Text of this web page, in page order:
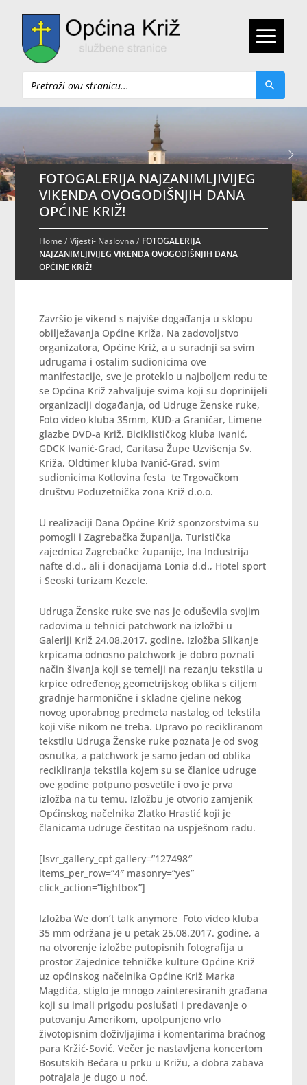
Pretraži
FOTOGALERIJA NAJZANIMLJIVIJEG
VIKENDA OVOGODIŠNJIH DANA
OPĆINE KRIŽ!
Home/Vijesti- Naslovna / FOTOGALERIJA
NAJZANIMLJIVIJEG VIKENDA OVOGODIŠNJIH DANA
OPĆINE KRIŽ!
Završio je vikend s najviše događanja u sklopu
obilježavanja Općine Križa. Na zadovoljstvo
organizatora, Općine Križ, a u suradnji sa svim
udrugama i ostalim sudionicima ove
manifestacije, sve je proteklo u najboljem redu te
se Općina Križ zahvaljuje svima koji su doprinijeli
organizaciji događanja, od Udruge Ženske ruke,
Foto video kluba 35mm, KUD-a Graničar, Limene
glazbe DVD-a Križ, Biciklističkog kluba Ivanić,
GDCK Ivanić-Grad, Caritasa Župe Uzvišenja Sv.
Križa, Oldtimer kluba Ivanić-Grad, svim
sudionicima Kotlovina festa te Trgovačkom
društvu Poduzetnička zona Križ d.o.o.
U realizaciji Dana Općine Križ sponzorstvima su
pomogli i Zagrebačka županija, Turistička
zajednica Zagrebačke županije, Ina Industrija
nafte d.d., ali i donacijama Lonia d.d., Hotel sport
i Seoski turizam Kezele.
Udruga Ženske ruke sve nas je oduševila svojim
radovima u tehnici patchwork na izložbi u
Galeriji Križ 24.08.2017. godine. Izložba Slikanje
krpicama odnosno patchwork je dobro poznati
način šivanja koji se temelji na rezanju tekstila u
krpice određenog geometrijskog oblika s ciljem
gradnje harmonične i skladne cjeline nekog
novog uporabnog predmeta nastalog od tekstila
koji više nikom ne treba. Upravo po recikliranom
tekstilu Udruga Ženske ruke poznata je od svog
osnutka, a patchwork je samo jedan od oblika
recikliranja tekstila kojem su se članice udruge
ove godine potpuno posvetile i ovo je prva
izložba na tu temu. Izložbu je otvorio zamjenik
Općinskog načelnika Zlatko Hrastić koji je
članicama udruge čestitao na uspješnom radu.
[lsvr_gallery_cpt gallery=”127498″
items_per_row=”4″ masonry=”yes”
click_action=”lightbox”]
Izložba We don’t talk anymore Foto video kluba
35 mm održana je u petak 25.08.2017. godine, a
na otvorenje izložbe putopisnih fotografija u
prostor Zajednice tehničke kulture Općine Križ
uz općinskog načelnika Općine Križ Marka
Magdića, stiglo je mnogo zainteresiranih građana
koji su imali prigodu poslušati i predavanje o
putovanju Amerikom, upotpunjeno vrlo
životopisnim doživljajima i komentarima braćnog
para Kržić-Sović. Večer je nastavljena koncertom
Bosutskih Bećara u prku u Križu, a dobra zabava
potrajala je dugo u noć.